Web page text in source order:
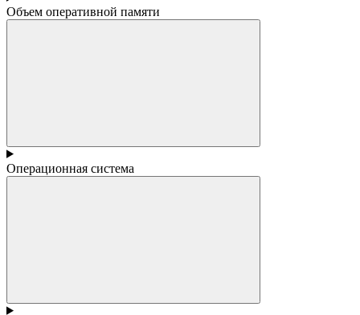
Объем оперативной памяти
Операционная система